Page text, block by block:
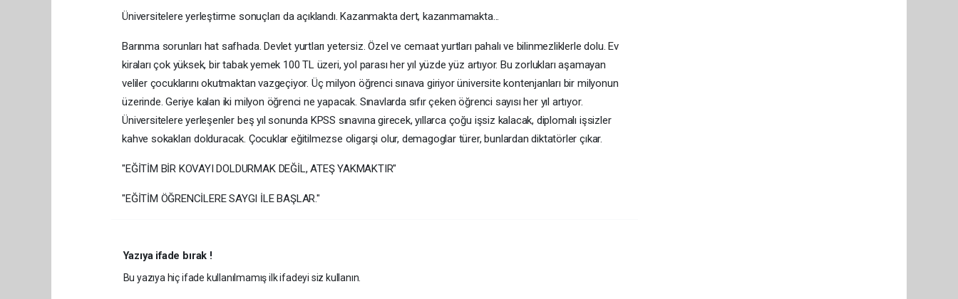
Üniversitelere yerleştirme sonuçları da açıklandı. Kazanmakta dert, kazanmamakta...
Barınma sorunları hat safhada. Devlet yurtları yetersiz. Özel ve cemaat yurtları pahalı ve bilinmezliklerle dolu. Ev
kiraları çok yüksek, bir tabak yemek 100 TL üzeri, yol parası her yıl yüzde yüz artıyor. Bu zorlukları aşamayan
veliler çocuklarını okutmaktan vazgeçiyor. Üç milyon öğrenci sınava giriyor üniversite kontenjanları bir milyonun
üzerinde. Geriye kalan iki milyon öğrenci ne yapacak. Sınavlarda sıfır çeken öğrenci sayısı her yıl artıyor.
Üniversitelere yerleşenler beş yıl sonunda KPSS sınavına girecek, yıllarca çoğu işsiz kalacak, diplomalı işsizler
kahve sokakları dolduracak. Çocuklar eğitilmezse oligarşi olur, demagoglar türer, bunlardan diktatörler çıkar.
"EĞİTİM BİR KOVAYI DOLDURMAK DEĞİL, ATEŞ YAKMAKTIR"
"EĞİTİM ÖĞRENCİLERE SAYGI İLE BAŞLAR."
Yazıya ifade bırak !
Bu yazıya hiç ifade kullanılmamış ilk ifadeyi siz kullanın.